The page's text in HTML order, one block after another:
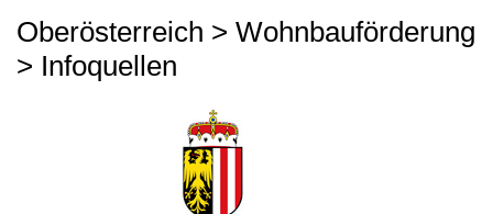
Oberösterreich > Wohnbauförderung
> Infoquellen